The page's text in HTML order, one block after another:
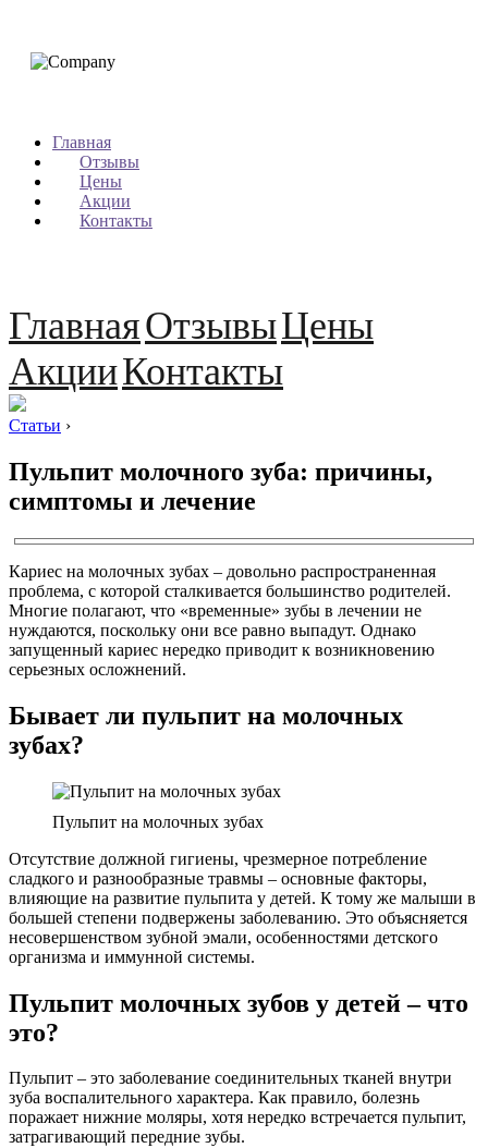
Главная
Отзывы
Цены
Акции
Контакты
ГлавнаяОтзывыЦены
АкцииКонтакты
Статьи ›
Пульпит молочного зуба: причины,
симптомы и лечение
Кариес на молочных зубах – довольно распространенная
проблема, с которой сталкивается большинство родителей.
Многие полагают, что «временные» зубы в лечении не
нуждаются, поскольку они все равно выпадут. Однако
запущенный кариес нередко приводит к возникновению
серьезных осложнений.
Бывает ли пульпит на молочных
зубах?
Пульпит на молочных зубах
Отсутствие должной гигиены, чрезмерное потребление
сладкого и разнообразные травмы – основные факторы,
влияющие на развитие пульпита у детей. К тому же малыши в
большей степени подвержены заболеванию. Это объясняется
несовершенством зубной эмали, особенностями детского
организма и иммунной системы.
Пульпит молочных зубов у детей – что
это?
Пульпит – это заболевание соединительных тканей внутри
зуба воспалительного характера. Как правило, болезнь
поражает нижние моляры, хотя нередко встречается пульпит,
затрагивающий передние зубы.